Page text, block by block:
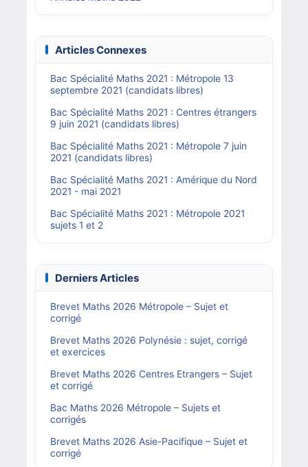
Articles Connexes
Bac Spécialité Maths 2021 : Métropole 13
septembre 2021 (candidats libres)
Bac Spécialité Maths 2021 : Centres étrangers
9 juin 2021 (candidats libres)
Bac Spécialité Maths 2021 : Métropole 7 juin
2021 (candidats libres)
Bac Spécialité Maths 2021 : Amérique du Nord
2021 - mai 2021
Bac Spécialité Maths 2021 : Métropole 2021
sujets 1 et 2
Derniers Articles
Brevet Maths 2026 Métropole – Sujet et
corrigé
Brevet Maths 2026 Polynésie : sujet, corrigé
et exercices
Brevet Maths 2026 Centres Etrangers – Sujet
et corrigé
Bac Maths 2026 Métropole – Sujets et
corrigés
Brevet Maths 2026 Asie-Pacifique – Sujet et
corrigé